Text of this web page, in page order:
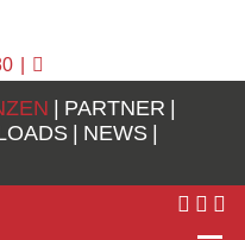
PARTNER
NEWS